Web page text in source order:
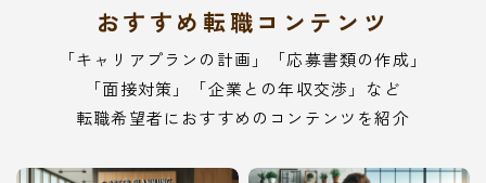
おすすめ転職コンテンツ
「キャリアプランの計画」「応募書類の作成」
「面接対策」「企業との年収交渉」など
転職希望者におすすめのコンテンツを紹介